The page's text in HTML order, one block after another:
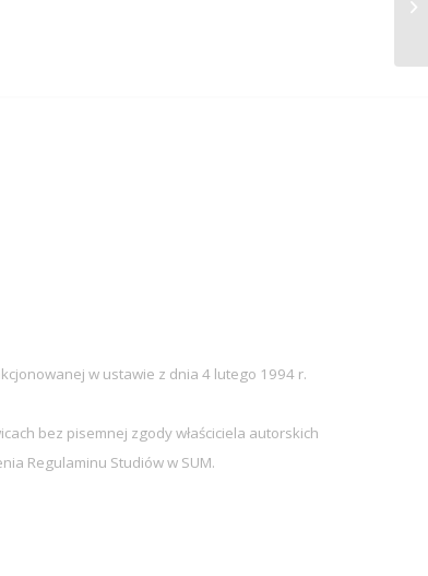
w ustawie z dnia 4 lutego 1994 r.
bez pisemnej zgody właściciela autorskich
Regulaminu Studiów w SUM.